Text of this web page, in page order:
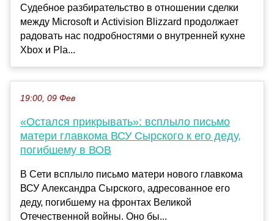
Судебное разбирательство в отношении сделки
между Microsoft и Activision Blizzard продолжает
радовать нас подробностями о внутренней кухне
Xbox и Pla...
19:00, 09 Фев
«Остался прикрывать»: всплыло письмо
матери главкома ВСУ Сырского к его деду,
погибшему в ВОВ
В Сети всплыло письмо матери нового главкома
ВСУ Александра Сырского, адресованное его
деду, погибшему на фронтах Великой
Отечественной войны. Оно бы...